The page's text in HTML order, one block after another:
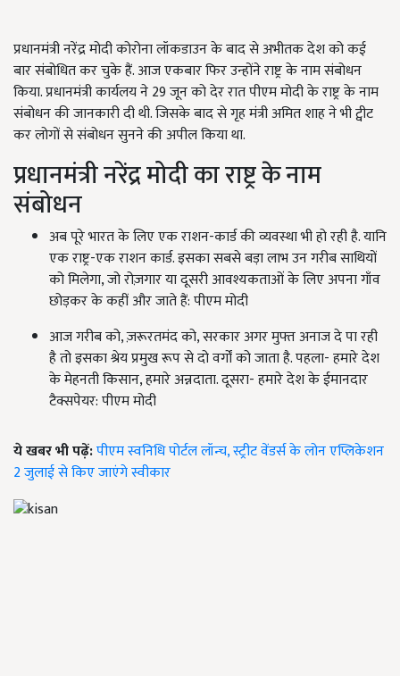
प्रधानमंत्री नरेंद्र मोदी कोरोना लॉकडाउन के बाद से अभीतक देश को कई
बार संबोधित कर चुके हैं. आज एकबार फिर उन्होंने राष्ट्र के नाम संबोधन
किया. प्रधानमंत्री कार्यलय ने 29 जून को देर रात पीएम मोदी के राष्ट्र के नाम
संबोधन की जानकारी दी थी. जिसके बाद से गृह मंत्री अमित शाह ने भी ट्वीट
कर लोगों से संबोधन सुनने की अपील किया था.
प्रधानमंत्री नरेंद्र मोदी का राष्ट्र के नाम
संबोधन
अब पूरे भारत के लिए एक राशन-कार्ड की व्यवस्था भी हो रही है. यानि
एक राष्ट्र-एक राशन कार्ड. इसका सबसे बड़ा लाभ उन गरीब साथियों
को मिलेगा, जो रोज़गार या दूसरी आवश्यकताओं के लिए अपना गाँव
छोड़कर के कहीं और जाते हैं: पीएम मोदी
आज गरीब को, ज़रूरतमंद को, सरकार अगर मुफ्त अनाज दे पा रही
है तो इसका श्रेय प्रमुख रूप से दो वर्गों को जाता है. पहला- हमारे देश
के मेहनती किसान, हमारे अन्नदाता. दूसरा- हमारे देश के ईमानदार
टैक्सपेयर: पीएम मोदी
ये खबर भी पढ़ें:पीएम स्वनिधि पोर्टल लॉन्च, स्ट्रीट वेंडर्स के लोन एप्लिकेशन
2 जुलाई से किए जाएंगे स्वीकार